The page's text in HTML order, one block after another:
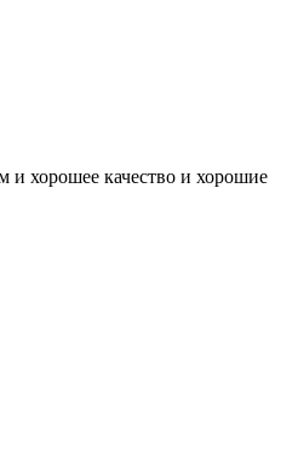
хорошее качество и хорошие